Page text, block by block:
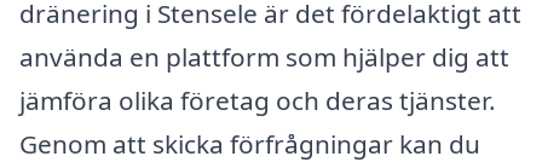
dränering i Stensele är det fördelaktigt att
använda en plattform som hjälper dig att
jämföra olika företag och deras tjänster.
Genom att skicka förfrågningar kan du